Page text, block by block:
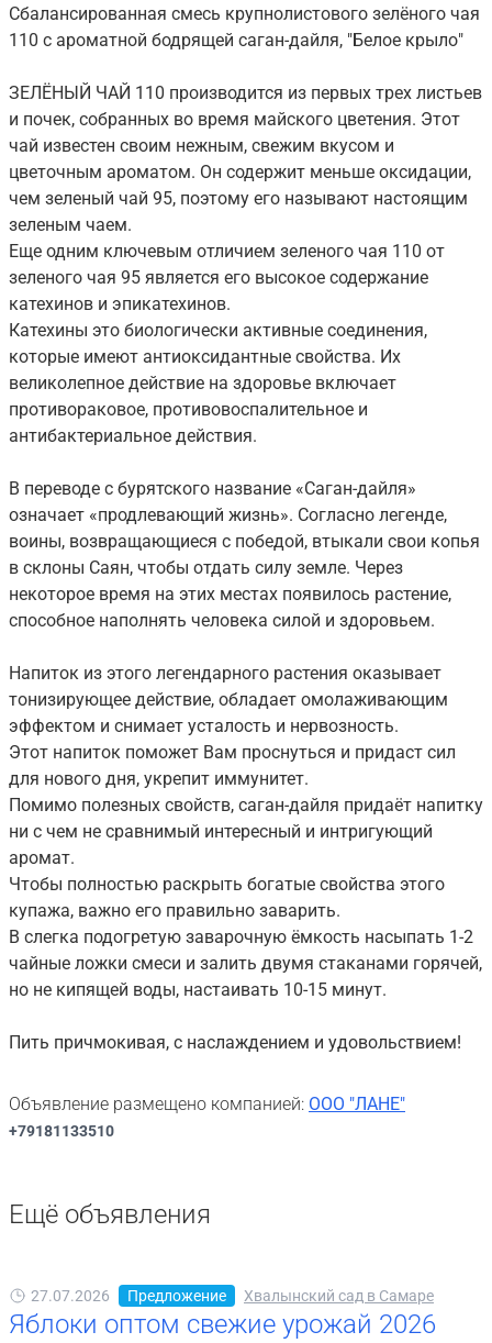
Сбалансированная смесь крупнолистового зелёного чая
110 с ароматной бодрящей саган-дайля, "Белое крыло"
ЗЕЛЁНЫЙ ЧАЙ 110 производится из первых трех листьев
и почек, собранных во время майского цветения. Этот
чай известен своим нежным, свежим вкусом и
цветочным ароматом. Он содержит меньше оксидации,
чем зеленый чай 95, поэтому его называют настоящим
зеленым чаем.
Еще одним ключевым отличием зеленого чая 110 от
зеленого чая 95 является его высокое содержание
катехинов и эпикатехинов.
Катехины это биологически активные соединения,
которые имеют антиоксидантные свойства. Их
великолепное действие на здоровье включает
противораковое, противовоспалительное и
антибактериальное действия.
В переводе с бурятского название «Саган-дайля»
означает «продлевающий жизнь». Согласно легенде,
воины, возвращающиеся с победой, втыкали свои копья
в склоны Саян, чтобы отдать силу земле. Через
некоторое время на этих местах появилось растение,
способное наполнять человека силой и здоровьем.
Напиток из этого легендарного растения оказывает
тонизирующее действие, обладает омолаживающим
эффектом и снимает усталость и нервозность.
Этот напиток поможет Вам проснуться и придаст сил
для нового дня, укрепит иммунитет.
Помимо полезных свойств, саган-дайля придаёт напитку
ни с чем не сравнимый интересный и интригующий
аромат.
Чтобы полностью раскрыть богатые свойства этого
купажа, важно его правильно заварить.
В слегка подогретую заварочную ёмкость насыпать 1-2
чайные ложки смеси и залить двумя стаканами горячей,
но не кипящей воды, настаивать 10-15 минут.
Пить причмокивая, с наслаждением и удовольствием!
Объявление размещено компанией: ООО "ЛАНЕ"
+79181133510
Ещё объявления
27.07.2026 Предложение Хвалынский сад в Самаре
Яблоки оптом свежие урожай 2026